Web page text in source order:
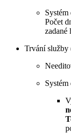
Počet
Trvání služby